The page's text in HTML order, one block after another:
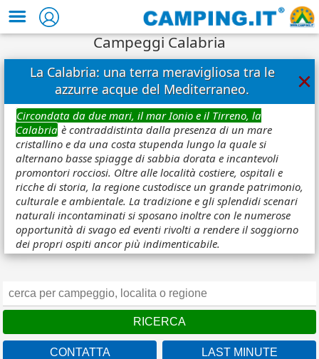
Campeggi Calabria
La Calabria: una terra meravigliosa tra le
azzurre acque del Mediterraneo.
×
Circondata da due mari, il mar Ionio e il Tirreno, la
Calabria è contraddistinta dalla presenza di un mare
cristallino e da una costa stupenda lungo la quale si
alternano basse spiagge di sabbia dorata e incantevoli
promontori rocciosi. Oltre alle località costiere, ospitali e
ricche di storia, la regione custodisce un grande patrimonio,
culturale e ambientale. La tradizione e gli splendidi scenari
naturali incontaminati si sposano inoltre con le numerose
opportunità di svago ed eventi rivolti a rendere il soggiorno
dei propri ospiti ancor più indimenticabile.
CONTATTA LAST MINUTE